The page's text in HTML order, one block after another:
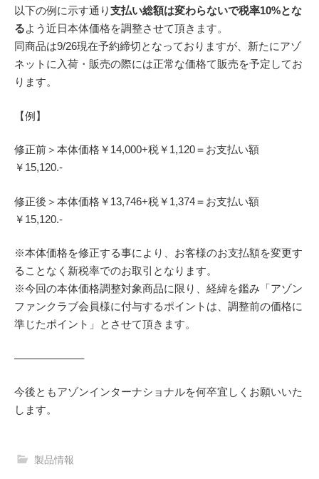
以下の例に示す通り支払い総額は変わらないで税率10%とな
るよう近日本体価格を調整させて頂きます。
同商品は9/26現在予約締切となっておりますが、新たにアゾ
ネットに入荷・販売の際には正常な価格て販売を予定してお
ります。
【例】
修正前＞本体価格￥14,000+税￥1,120＝お支払い額
￥15,120.-
修正後＞本体価格￥13,746+税￥1,374＝お支払い額
￥15,120.-
※本体価格を修正する事により、お客様のお支払額を変更す
ることなく新税率でのお取引となります。
※今回の本体価格調整対象商品に限り、経緯を鑑み「アゾン
ファンクラブ会員様に付与するポイントは、調整前の価格に
準じたポイント」とさせて頂きます。
——————–
今後ともアゾンインターナショナルを何卒宜しくお願いいた
します。
製品情報